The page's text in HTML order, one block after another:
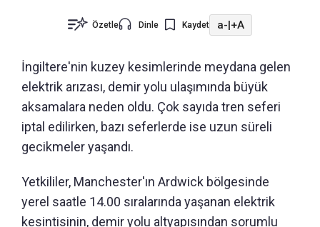
Özetle Dinle Kaydet a-|+A
İngiltere'nin kuzey kesimlerinde meydana gelen
elektrik arızası, demir yolu ulaşımında büyük
aksamalara neden oldu. Çok sayıda tren seferi
iptal edilirken, bazı seferlerde ise uzun süreli
gecikmeler yaşandı.
Yetkililer, Manchester'ın Ardwick bölgesinde
yerel saatle 14.00 sıralarında yaşanan elektrik
kesintisinin, demir yolu altyapısından sorumlu